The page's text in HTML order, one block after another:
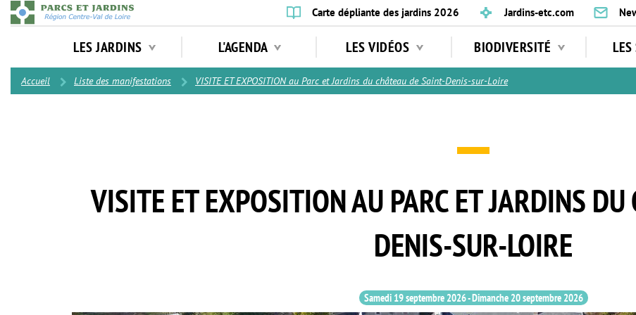
Aller
au
Carte dépliante des jardins 2026 Jardins-etc.com
principale
LES JARDINS L'AGENDA LES VIDÉOS BIODIVERSITÉ LES
Contenu
Accueil Liste des manifestations VISITE ET EXPOSITION au Parc et Jardins du château de Saint-Denis-sur-Loire
VISITE ET EXPOSITION AU PARC ET JARDINS
DENIS-SUR-LOIRE
Samedi 19 septembre 2026-Dimanche 20 septembre 2026